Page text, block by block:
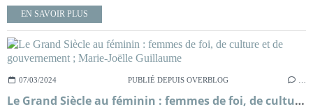
EN SAVOIR PLUS
07/03/2024 PUBLIÉ DEPUIS OVERBLOG
Le Grand Siècle au féminin : femmes de foi, de culture et de gouvernement ; Marie-Joëlle Guillaume